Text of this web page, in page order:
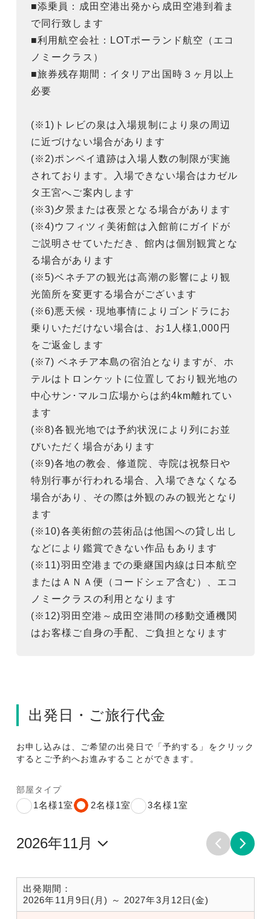
■添乗員：成田空港出発から成田空港到着ま
で同行致します
■利用航空会社：LOTポーランド航空（エコ
ノミークラス）
■旅券残存期間：イタリア出国時３ヶ月以上
必要
(※1)トレビの泉は入場規制により泉の周辺
に近づけない場合があります
(※2)ポンペイ遺跡は入場人数の制限が実施
されております。入場できない場合はカゼル
タ王宮へご案内します
(※3)夕景または夜景となる場合があります
(※4)ウフィツィ美術館は入館前にガイドが
ご説明させていただき、館内は個別観賞とな
る場合があります
(※5)ベネチアの観光は高潮の影響により観
光箇所を変更する場合がございます
(※6)悪天候・現地事情によりゴンドラにお
乗りいただけない場合は、お1人様1,000円
をご返金します
(※7) ベネチア本島の宿泊となりますが、ホ
テルはトロンケットに位置しており観光地の
中心サン･マルコ広場からは約4km離れてい
ます
(※8)各観光地では予約状況により列にお並
びいただく場合があります
(※9)各地の教会、修道院、寺院は祝祭日や
特別行事が行われる場合、入場できなくなる
場合があり、その際は外観のみの観光となり
ます
(※10)各美術館の芸術品は他国への貸し出し
などにより鑑賞できない作品もあります
(※11)羽田空港までの乗継国内線は日本航空
またはＡＮＡ便（コードシェア含む）、エコ
ノミークラスの利用となります
(※12)羽田空港～成田空港間の移動交通機関
はお客様ご自身の手配、ご負担となります
出発日・ご旅行代金
お申し込みは、ご希望の出発日で「予約する」をクリック
するとご予約へお進みすることができます。
部屋タイプ
1名様1室 2名様1室 3名様1室
出発期間：
2026年11月9日(月) ～ 2027年3月12日(金)